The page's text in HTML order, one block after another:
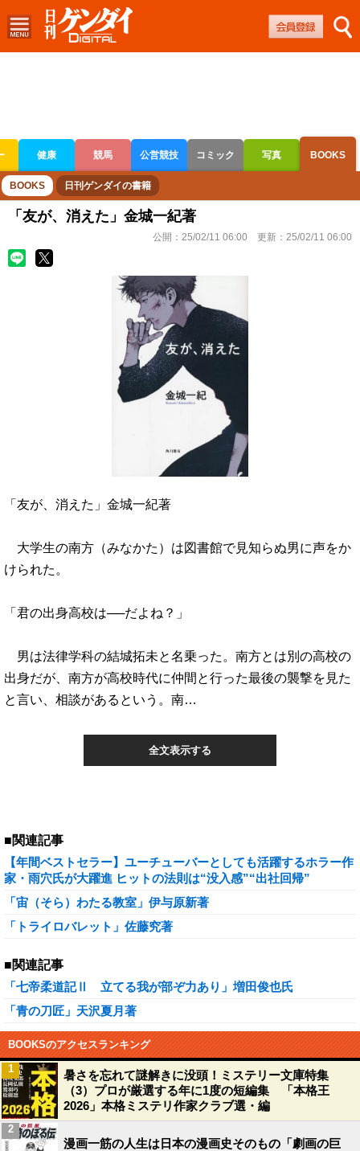
健康 競馬 公営競技 コミック 写真 BOOKS
ボートレース 競輪 オートレース
BOOKS 日刊ゲンダイの書籍
「友が、消えた」金城一紀著
公開： 25/02/11 06:00 更新： 25/02/11 06:00
「友が、消えた」金城一紀著
大学生の南方（みなかた）は図書館で見知らぬ男に声をか
けられた。
「君の出身高校は──だよね？」
男は法律学科の結城拓未と名乗った。南方とは別の高校の
出身だが、南方が高校時代に仲間と行った最後の襲撃を見た
と言い、相談があるという。南…
全文表示する
■関連記事
【年間ベストセラー】ユーチューバーとしても活躍するホラー作
家・雨穴氏が大躍進 ヒットの法則は“没入感”“出社回帰”
「宙（そら）わたる教室」伊与原新著
「トライロバレット」佐藤究著
■関連記事
「七帝柔道記Ⅱ 立てる我が部ぞ力あり」増田俊也氏
「青の刀匠」天沢夏月著
BOOKSのアクセスランキング
暑さを忘れて謎解きに没頭！ミステリー文庫特集
（3）プロが厳選する年に1度の短編集 「本格王
2026」本格ミステリ作家クラブ選・編
1
漫画一筋の人生は日本の漫画史そのもの「劇画の巨
2